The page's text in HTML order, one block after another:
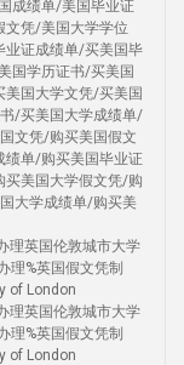
成绩单/美国毕业证
文凭/美国大学学位
业证成绩单/买美国毕
国学历证书/买美国
国大学文凭/买美国
/买美国大学成绩单/
文凭/购买美国假文
绩单/购买美国毕业证
美国大学假文凭/购
大学成绩单/购买美
理英国伦敦城市大学
理%英国假文凭制
of London
理英国伦敦城市大学
理%英国假文凭制
of London